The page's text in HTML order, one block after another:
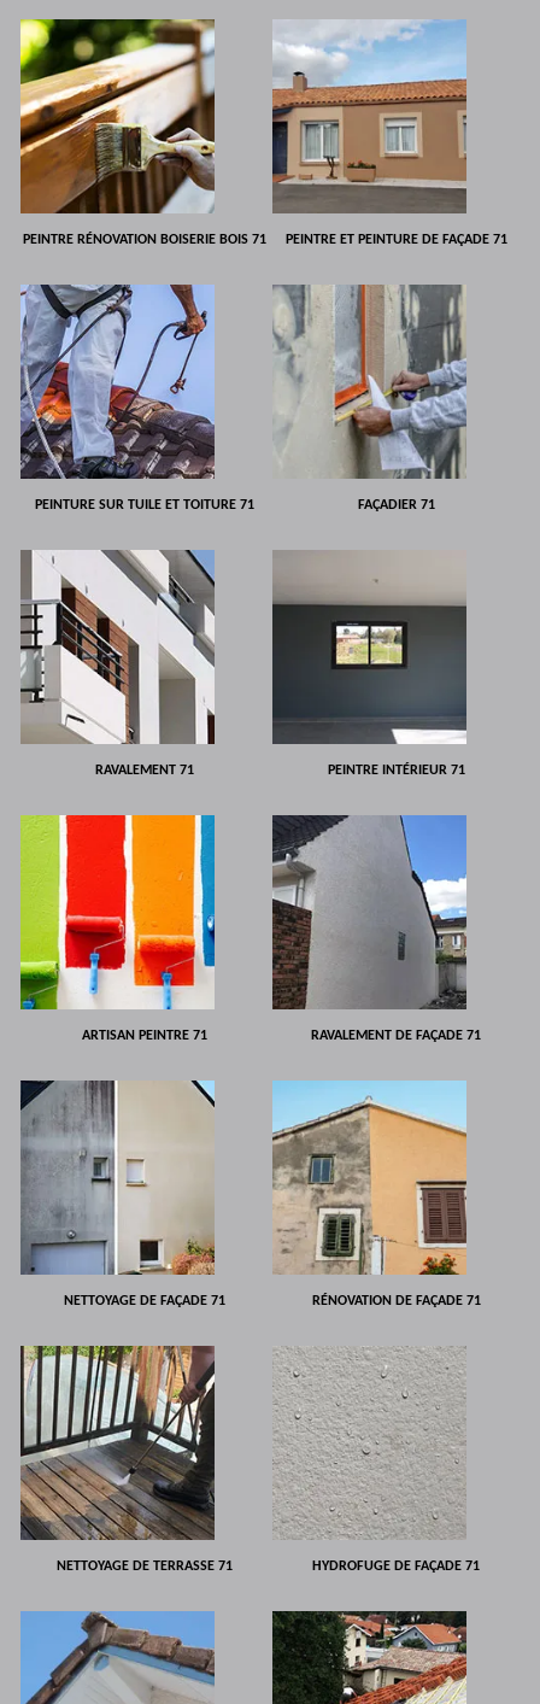
PEINTRE RÉNOVATION BOISERIE BOIS 71 PEINTRE ET PEINTURE DE FAÇADE 71
PEINTURE SUR TUILE ET TOITURE 71 FAÇADIER 71
RAVALEMENT 71 PEINTRE INTÉRIEUR 71
ARTISAN PEINTRE 71 RAVALEMENT DE FAÇADE 71
NETTOYAGE DE FAÇADE 71 RÉNOVATION DE FAÇADE 71
NETTOYAGE DE TERRASSE 71 HYDROFUGE DE FAÇADE 71